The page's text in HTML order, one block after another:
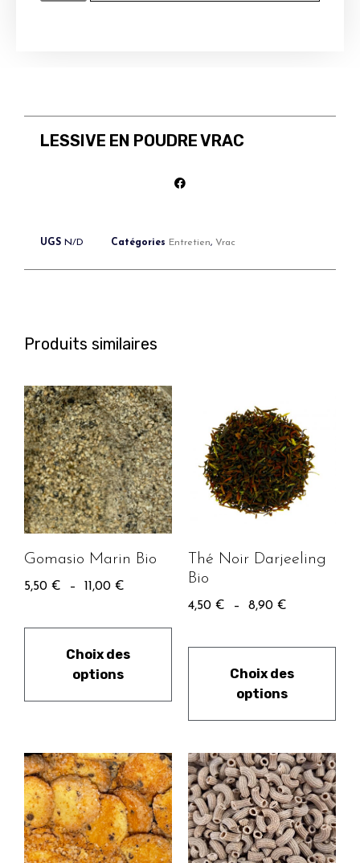
LESSIVE EN POUDRE VRAC
UGS N/D Catégories Entretien, Vrac
Produits similaires
Gomasio Marin Bio
5,50 € – 11,00 €
Choix des
options
Thé Noir Darjeeling
Bio
4,50 € – 8,90 €
Choix des
options